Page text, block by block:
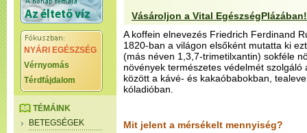
NYÁRI EGÉSZSÉG
Vérnyomás
Térdfájdalom
TÉMÁINK
BETEGSÉGEK
Vásároljon a Vital
A koffein elnevezés Friedrich Ferdinand
1820-ban a világon elsőként mutatta ki
(más néven 1,3,7-trimetilxantin) sokféle
növények természetes védelmét
között a kávé- és kakaóbabokban,
kóladióban.
Mit jelent a mérsékelt mennyiség?